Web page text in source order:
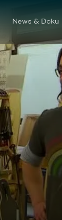
News & Doku